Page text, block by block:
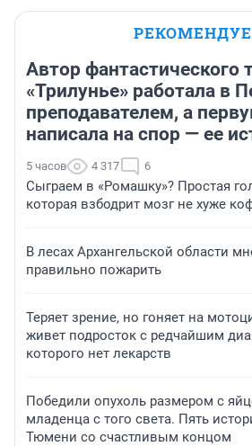
Автор фантастического
«Трилунье» работала в
преподавателем, а
написала на спор — ее
5 часов 4 317 6
Сыграем в «Ромашку»? Простая
которая взбодрит мозг не хуже
В лесах Архангельской области
правильно пожарить
Теряет зрение, но гоняет на
живет подросток с редчайшим
которого нет лекарств
Победили опухоль размером с
младенца с того света. Пять
Тюмени со счастливым концом